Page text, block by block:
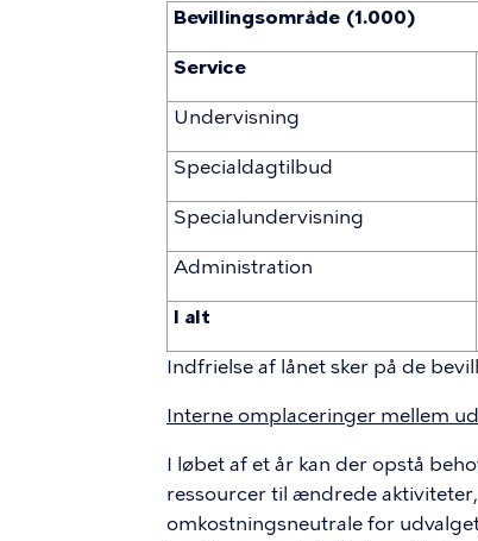
Bevillingsområde (1.000)
Service
Undervisning
Specialdagtilbud
Specialundervisning
Administration
I alt
Indfrielse af lånet sker på de
Interne omplaceringer mellem
I løbet af et år kan der opstå
ressourcer til ændrede
omkostningsneutrale for